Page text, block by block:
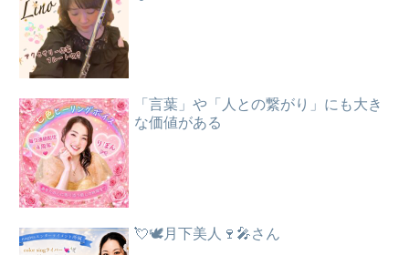
「言葉」や「人との繋がり」にも大き
な価値がある
💘🕊️月下美人🍷🎤さん